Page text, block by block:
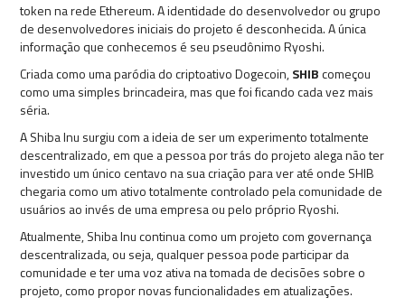
token na rede Ethereum. A identidade do desenvolvedor ou grupo
de desenvolvedores iniciais do projeto é desconhecida. A única
informação que conhecemos é seu pseudônimo Ryoshi.
Criada como uma paródia do criptoativo Dogecoin,SHIBcomeçou
como uma simples brincadeira, mas que foi ficando cada vez mais
séria.
A Shiba Inu surgiu com a ideia de ser um experimento totalmente
descentralizado, em que a pessoa por trás do projeto alega não ter
investido um único centavo na sua criação para ver até onde SHIB
chegaria como um ativo totalmente controlado pela comunidade de
usuários ao invés de uma empresa ou pelo próprio Ryoshi.
Atualmente, Shiba Inu continua como um projeto com governança
descentralizada, ou seja, qualquer pessoa pode participar da
comunidade e ter uma voz ativa na tomada de decisões sobre o
projeto, como propor novas funcionalidades em atualizações.